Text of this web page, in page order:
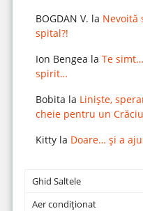
BOGDAN V. la Nevoită
spital?!
Ion Bengea la Te
spirit…
Bobita la Liniște,
cheie pentru un
Kittyla Doare… și a
Ghid Saltele
Aer condiționat